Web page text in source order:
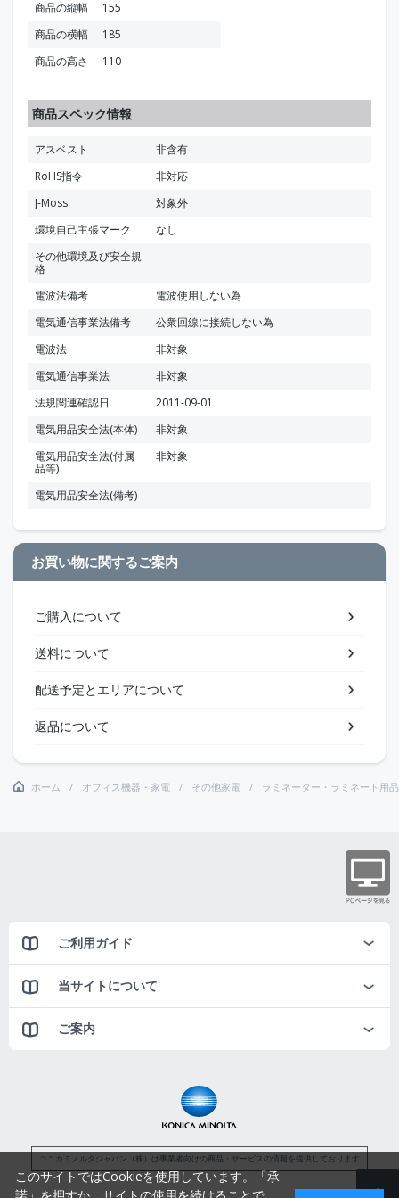
商品の縦幅
155
商品の横幅
185
商品の高さ
110
商品スペック情報
アスベスト
非含有
RoHS指令
非対応
J-Moss
対象外
環境自己主張マーク
なし
その他環境及び安全規
格
電波法備考
電波使用しない為
電気通信事業法備考
公衆回線に接続しない為
電波法
非対象
電気通信事業法
非対象
法規関連確認日
2011-09-01
電気用品安全法(本体)
非対象
電気用品安全法(付属
品等)
非対象
電気用品安全法(備考)
お買い物に関するご案内
ご購入について
送料について
配送予定とエリアについて
返品について
ホーム オフィス機器・家電 その他家電 ラミネーター・ラミネート用品
ご利用ガイド
当サイトについて
ご案内
コニカミノルタジャパン（株）は事業者向けの商品・サービスの情報を提供しております
このサイトではCookieを使用しています。「承